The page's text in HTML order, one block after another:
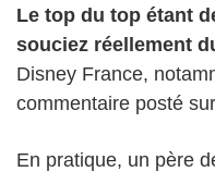
Le top du top étant
souciez réellement
Disney France,
commentaire posté
En pratique, un père